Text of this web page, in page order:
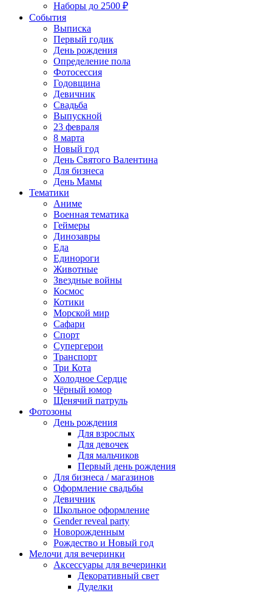
Наборы до 2500 ₽
События
Выписка
Первый годик
День рождения
Определение пола
Фотосессия
Годовщина
Девичник
Свадьба
Выпускной
23 февраля
8 марта
Новый год
День Святого Валентина
Для бизнеса
День Мамы
Тематики
Аниме
Военная тематика
Геймеры
Динозавры
Еда
Единороги
Животные
Звездные войны
Космос
Котики
Морской мир
Сафари
Спорт
Супергерои
Транспорт
Три Кота
Холодное Сердце
Чёрный юмор
Щенячий патруль
Фотозоны
День рождения
Для взрослых
Для девочек
Для мальчиков
Первый день рождения
Для бизнеса / магазинов
Оформление свадьбы
Девичник
Школьное оформление
Gender reveal party
Новорожденным
Рождество и Новый год
Мелочи для вечеринки
Аксессуары для вечеринки
Декоративный свет
Дуделки